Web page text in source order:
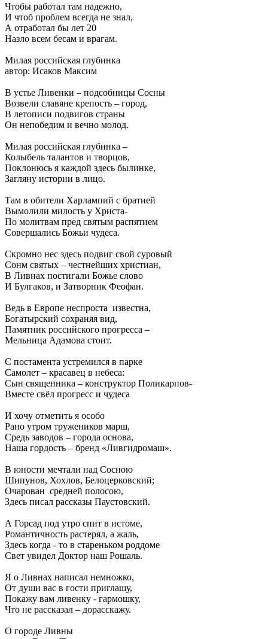
Чтобы работал там надежно,
И чтоб проблем всегда не знал,
А отработал бы лет 20
Назло всем бесам и врагам.
Милая российская глубинка
автор: Исаков Максим
В устье Ливенки – подсобницы Сосны
Возвели славяне крепость – город,
В летописи подвигов страны
Он непобедим и вечно молод.
Милая российская глубинка –
Колыбель талантов и творцов,
Поклонюсь я каждой здесь былинке,
Загляну истории в лицо.
Там в обители Харлампий с братией
Вымолили милость у Христа-
По молитвам пред святым распятием
Совершались Божьи чудеса.
Скромно нес здесь подвиг свой суровый
Сонм святых – честнейших христиан,
В Ливнах постигали Божье слово
И Булгаков, и Затворник Феофан.
Ведь в Европе неспроста известна,
Богатырский сохраняя вид,
Памятник российского прогресса –
Мельница Адамова стоит.
С постамента устремился в парке
Самолет – красавец в небеса:
Сын священника – конструктор Поликарпов-
Вместе свёл прогресс и чудеса
И хочу отметить я особо
Рано утром тружеников марш,
Средь заводов – города основа,
Наша гордость – бренд «Ливгидромаш».
В юности мечтали над Сосною
Шипунов, Хохлов, Белоцерковский;
Очарован средней полосою,
Здесь писал рассказы Паустовский.
А Горсад под утро спит в истоме,
Романтичность растерял, а жаль,
Здесь когда - то в стареньком роддоме
Свет увидел Доктор наш Рошаль.
Я о Ливнах написал немножко,
От души вас в гости приглашу,
Покажу вам ливенку - гармошку,
Что не рассказал – дорасскажу.
О городе Ливны